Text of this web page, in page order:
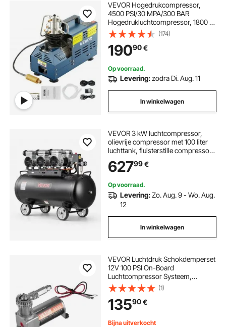
VEVOR Hogedrukcompressor,
4500 PSI/30 MPA/300 BAR
Hogedrukluchtcompressor, 1800 W
220 V Handmatige stop
Luchtbukscompressor Geschikt
voor Paintball Luchtbuks, PCP-
geweer, Luchtpistool, Duikfles
(174)
19090€
Op voorraad.
Levering:zodra Di. Aug. 11
In winkelwagen
VEVOR 3 kW luchtcompressor,
olievrije compressor met 100 liter
luchttank, fluisterstille compressor
met een capaciteit van 198 l/min bij
6,2 bar en een maximale druk van 8
met wielen en handvat voor
werkplaats en doe-het-zelf.
62799€
Op voorraad.
Levering:Zo. Aug. 9 - Wo. Aug.
12
In winkelwagen
VEVOR Luchtdruk Schokdemperset
12V 100 PSI On-Board
Luchtcompressor Systeem,
Luchtcompressor Systeem
Luchtvering Compressor Kit met
Enkelvoudig Leidingsysteem &
Manometer & Luchtleiding voor
Vrachtwagens en Bestelwagens
(1)
13590€
Bijna uitverkocht